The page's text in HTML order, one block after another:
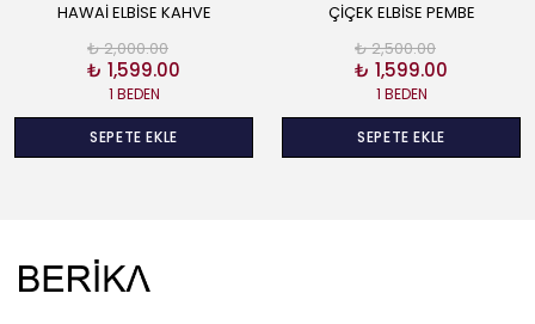
HAWAİ ELBİSE KAHVE
₺ 2,000.00
₺ 1,599.00
1 BEDEN
SEPETE EKLE
ÇİÇEK ELBİSE PEMBE
₺ 2,500.00
₺ 1,599.00
1 BEDEN
SEPETE EKLE